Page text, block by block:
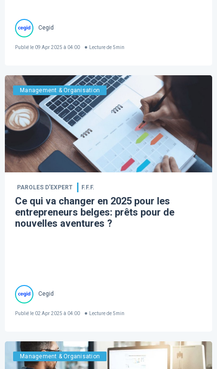
Cegid
Publié le 09 Apr 2025 à 04:00 Lecture de 5min
Management & Organisation
PAROLES D’EXPERT F.F.F.
Ce qui va changer en 2025 pour les
entrepreneurs belges: prêts pour de
nouvelles aventures ?
Cegid
Publié le 02 Apr 2025 à 04:00 Lecture de 5min
Management & Organisation